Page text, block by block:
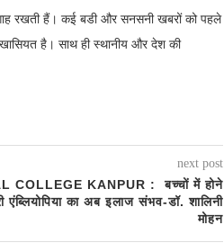
रखती हैं। कई बडी और सनसनी खबरों को पहले
है। साथ ही स्थानीय और देश की
next post
COLLEGE KANPUR : बच्चों में होने
एंब्लियोपिया का अब इलाज संभव-डॉ. शालिनी
मोहन